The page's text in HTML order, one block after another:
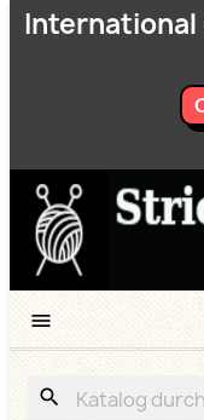
International

search